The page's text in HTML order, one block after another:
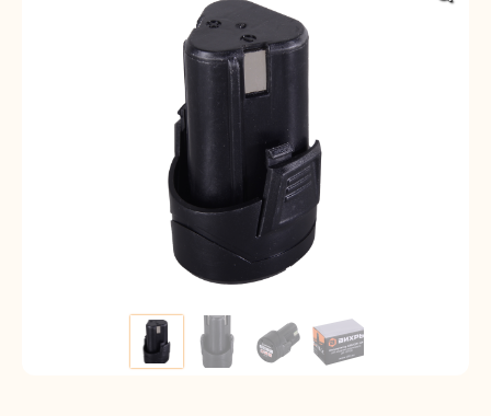
СЕЛЬХОЗТЕХНИКА
ОБОРУДОВАНИЕ
Регистрация